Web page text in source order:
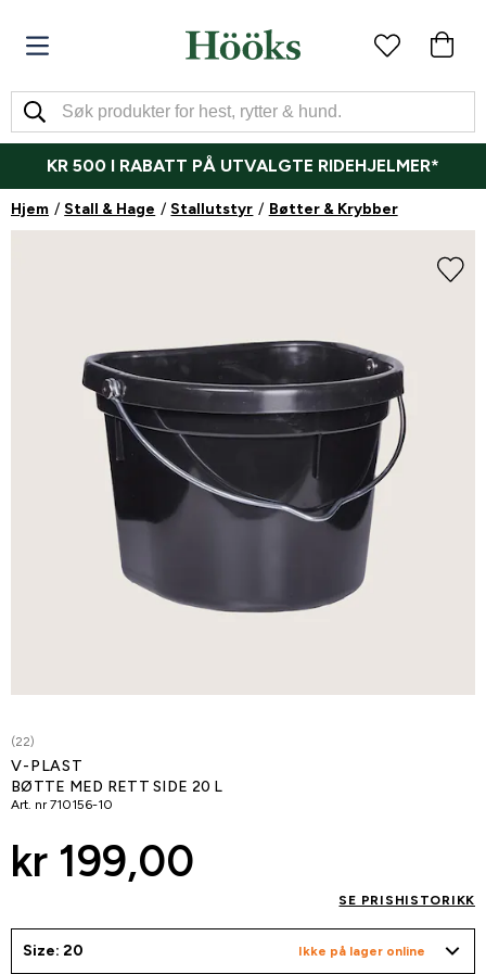
KR 500 I RABATT PÅ UTVALGTE RIDEHJELMER*
Hjem Stall & Hage Stallutstyr Bøtter & Krybber
(22)
V-PLAST
BØTTE MED RETT SIDE 20 L
Art. nr 710156-10
kr 199,00
SE PRISHISTORIKK
Size: 20 Ikke på lager online